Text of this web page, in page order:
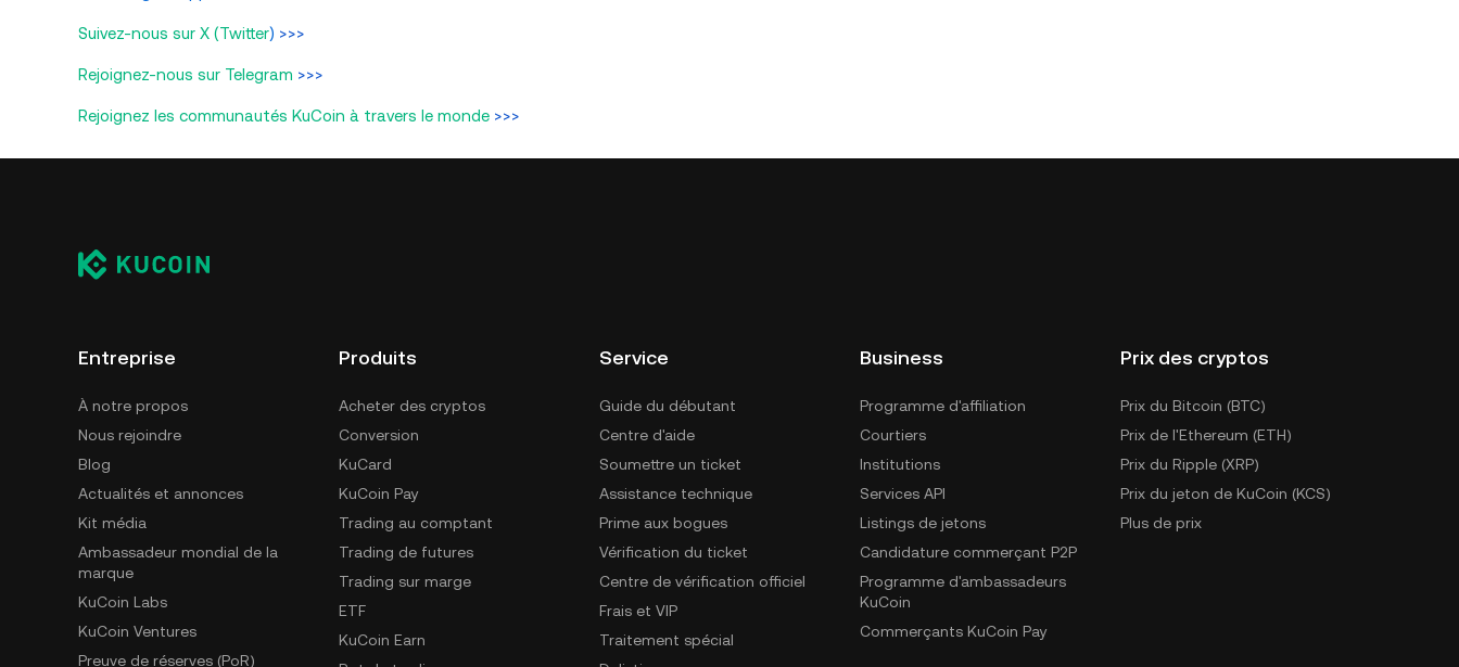
Suivez-nous sur X (Twitter) >>>
Rejoignez-nous sur Telegram >>>
Rejoignez les communautés KuCoin à travers le monde >>>
Entreprise
À notre propos
Nous rejoindre
Blog
Actualités et annonces
Kit média
Ambassadeur mondial de la
marque
KuCoin Labs
KuCoin Ventures
Preuve de réserves (PoR)
Produits
Acheter des cryptos
Conversion
KuCard
KuCoin Pay
Trading au comptant
Trading de futures
Trading sur marge
ETF
KuCoin Earn
Service
Guide du débutant
Centre d'aide
Soumettre un ticket
Assistance technique
Prime aux bogues
Vérification du ticket
Centre de vérification officiel
Frais et VIP
Traitement spécial
Business
Programme d'affiliation
Courtiers
Institutions
Services API
Listings de jetons
Candidature commerçant P2P
Programme d'ambassadeurs
KuCoin
Commerçants KuCoin Pay
Prix des cryptos
Prix du Bitcoin (BTC)
Prix de l'Ethereum (ETH)
Prix du Ripple (XRP)
Prix du jeton de KuCoin (KCS)
Plus de prix